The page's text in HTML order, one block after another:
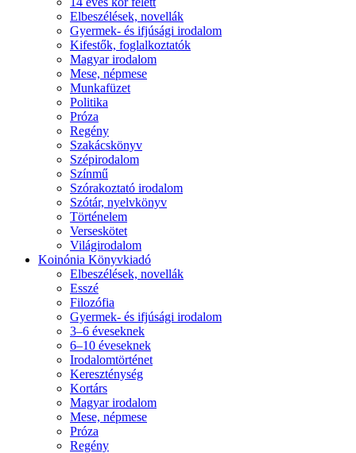
Elbeszélések, novellák
Gyermek- és ifjúsági irodalom
Kifestők, foglalkoztatók
Magyar irodalom
Mese, népmese
Munkafüzet
Politika
Próza
Regény
Szakácskönyv
Szépirodalom
Színmű
Szórakoztató irodalom
Szótár, nyelvkönyv
Történelem
Verseskötet
Világirodalom
Koinónia Könyvkiadó
Elbeszélések, novellák
Esszé
Filozófia
Gyermek- és ifjúsági irodalom
3–6 éveseknek
6–10 éveseknek
Irodalomtörténet
Kereszténység
Kortárs
Magyar irodalom
Mese, népmese
Próza
Regény